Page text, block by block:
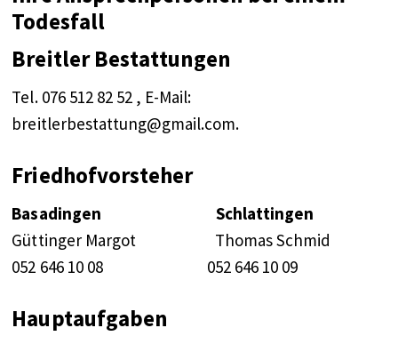
Todesfall
Breitler Bestattungen
Tel. 076 512 82 52 , E-Mail:
breitlerbestattung@gmail.com.
Friedhofvorsteher
Basadingen
Schlattingen
Güttinger Margot Thomas Schmid
052 646 10 08 052 646 10 09
Hauptaufgaben